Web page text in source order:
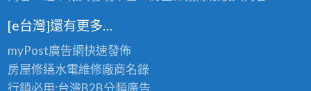
[e台灣]還有更多…
myPost廣告網快速發佈
房屋修繕水電維修廠商名錄
行銷必用:台灣B2B分類廣告